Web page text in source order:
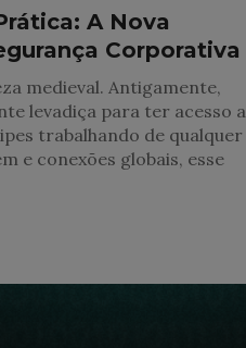
A Nova
Corporativa
medieval. Antigamente,
levadiça para ter acesso a
trabalhando de qualquer
e conexões globais, esse